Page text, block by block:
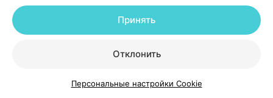
КаталогКорзинаИзбранноеПрофиль
Таблетки, покрытые пленочной оболочкой, 5 мг/80
мг:
круглые, слегка двояковыпуклые таблетки,
покрытые пленочной оболочкой, коричневато-
желтого цвета, с возможными темными
Таблетки, покрытые пленочной оболочкой, 5
Отклонить
Принять
Персональные настройки Cookie